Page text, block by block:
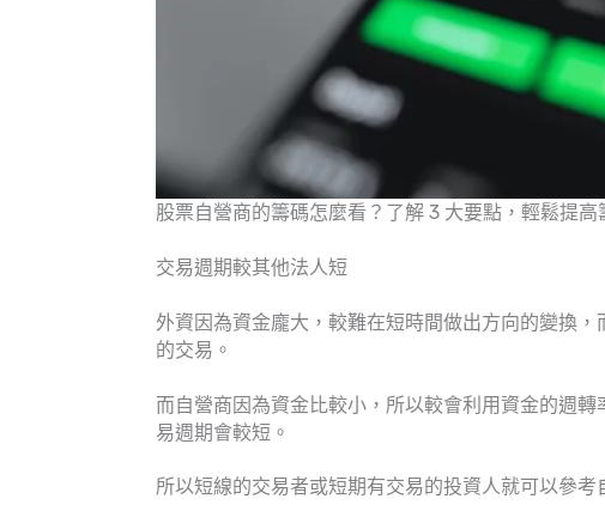
股票自營商的籌碼怎麼看？了解 3 大要點，輕鬆提
交易週期較其他法人短
外資因為資金龐大，較難在短時間做出方向的變換
的交易。
而自營商因為資金比較小，所以較會利用資金的週
易週期會較短。
所以短線的交易者或短期有交易的投資人就可以參